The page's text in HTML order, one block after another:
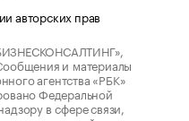
авторских прав
и материалы
агентства «РБК»
Федеральной
в сфере связи,